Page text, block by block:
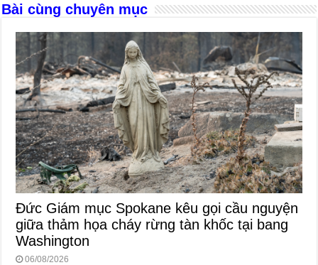
Bài cùng chuyên mục
Đức Giám mục Spokane kêu gọi cầu nguyện
giữa thảm họa cháy rừng tàn khốc tại bang
Washington
06/08/2026